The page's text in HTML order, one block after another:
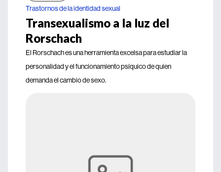
Trastornos de la identidad sexual
Transexualismo a la luz del
Rorschach
El Rorschach es una herramienta excelsa para estudiar la
personalidad y el funcionamiento psíquico de quien
demanda el cambio de sexo.